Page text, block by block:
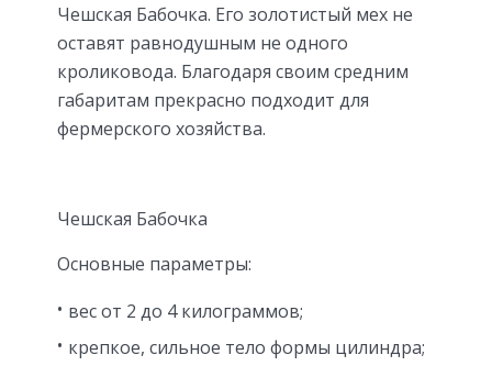
Чешская Бабочка. Его золотистый мех не
оставят равнодушным не одного
кроликовода. Благодаря своим средним
габаритам прекрасно подходит для
фермерского хозяйства.
Чешская Бабочка
Основные параметры:
вес от 2 до 4 килограммов;
крепкое, сильное тело формы цилиндра;